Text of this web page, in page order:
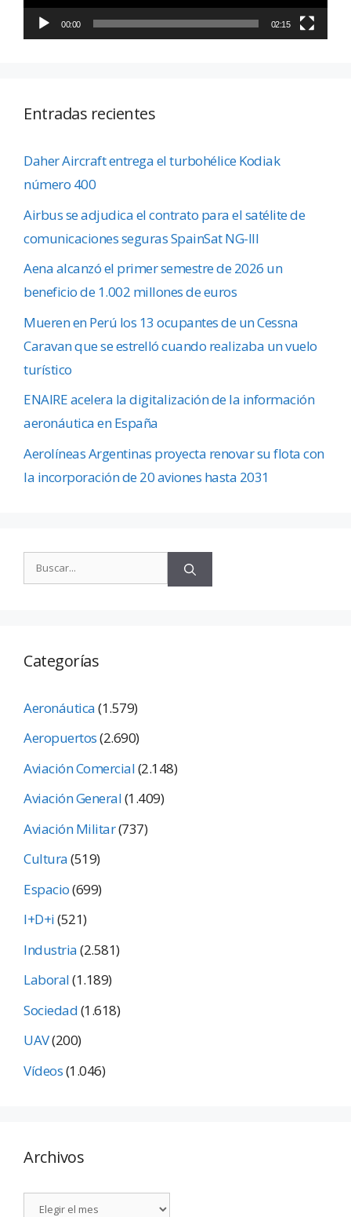
00:00 02:15
Entradas recientes
Daher Aircraft entrega el turbohélice Kodiak
número 400
Airbus se adjudica el contrato para el satélite de
comunicaciones seguras SpainSat NG-III
Aena alcanzó el primer semestre de 2026 un
beneficio de 1.002 millones de euros
Mueren en Perú los 13 ocupantes de un Cessna
Caravan que se estrelló cuando realizaba un vuelo
turístico
ENAIRE acelera la digitalización de la información
aeronáutica en España
Aerolíneas Argentinas proyecta renovar su flota con
la incorporación de 20 aviones hasta 2031
Categorías
Aeronáutica(1.579)
Aeropuertos(2.690)
Aviación Comercial(2.148)
Aviación General(1.409)
Aviación Militar(737)
Cultura(519)
Espacio(699)
I+D+i(521)
Industria(2.581)
Laboral(1.189)
Sociedad(1.618)
UAV(200)
Vídeos(1.046)
Archivos